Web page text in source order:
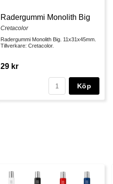
Radergummi Monolith Big
Cretacolor
Radergummi Monolith Big. 11x31x45mm.
Tillverkare: Cretacolor.
29 kr
Köp